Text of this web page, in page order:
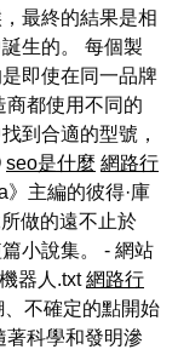
最終的結果是相
生的。 每個製
即使在同一品牌
商都使用不同的
到合適的型號，
seo是什麼 網路行
主編的彼得·庫
做的遠不止於
小說集。 - 網站
器人.txt網路行
不確定的點開始
著科學和發明滲